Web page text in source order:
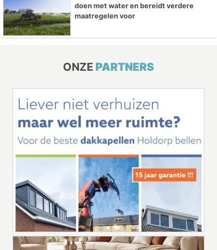
doen met water en bereidt verdere
maatregelen voor
ONZE PARTNERS